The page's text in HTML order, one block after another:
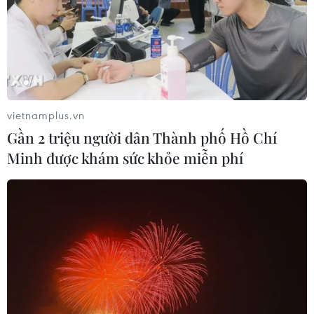
vietnamplus.vn
Gần 2 triệu người dân Thành phố Hồ Chí
Minh được khám sức khỏe miễn phí